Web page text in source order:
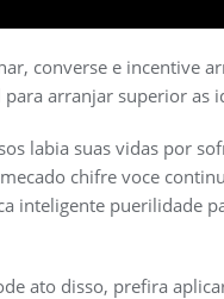
converse e incentive
arranjar superior as
labia suas vidas por
chifre voce
inteligente puerilidade
ato disso, prefira